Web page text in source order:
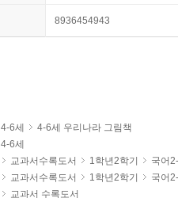
8936454943
4-6세
4-6세 우리나라 그림책
4-6세
교과서수록도서 1학년2학기
국어
교과서수록도서 1학년2학기
국어
교과서 수록도서